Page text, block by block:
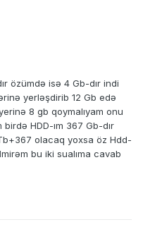
özümdə isə 4 Gb-dır indi
yerləşdirib 12 Gb edə
8 gb qoymalıyam onu
HDD-ım 367 Gb-dır
olacaq yoxsa öz Hdd-
bu iki sualıma cavab